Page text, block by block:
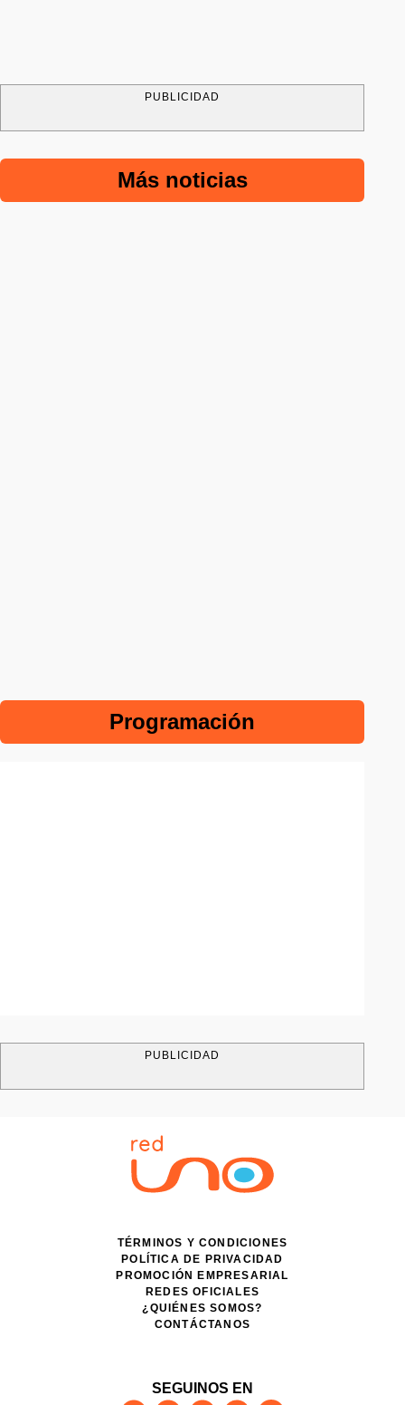
PUBLICIDAD
Más noticias
Programación
PUBLICIDAD
TÉRMINOS Y CONDICIONES
POLÍTICA DE PRIVACIDAD
PROMOCIÓN EMPRESARIAL
REDES OFICIALES
¿QUIÉNES SOMOS?
CONTÁCTANOS
SEGUINOS EN